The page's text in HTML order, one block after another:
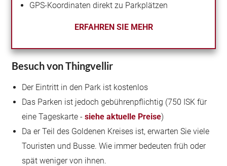
GPS-Koordinaten direkt zu Parkplätzen
ERFAHREN SIE MEHR
Besuch von Thingvellir
Der Eintritt in den Park ist kostenlos
Das Parken ist jedoch gebührenpflichtig (750 ISK für
eine Tageskarte -siehe aktuelle Preise)
Da er Teil des Goldenen Kreises ist, erwarten Sie viele
Touristen und Busse. Wie immer bedeuten früh oder
spät weniger von ihnen.